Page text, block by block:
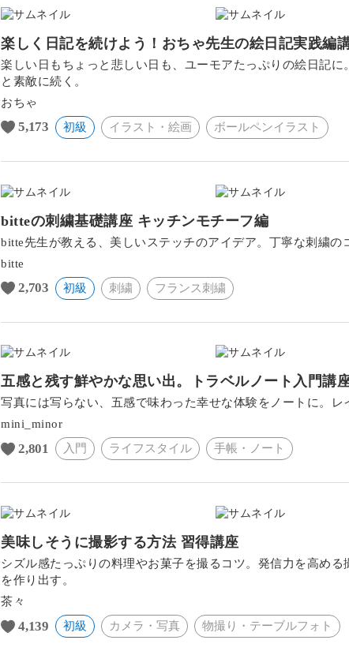
楽しく日記を続けよう！おちゃ先生の絵日記実践編
楽しい日もちょっと悲しい日も、ユーモアたっぷりの絵日記
と素敵に続く。
おちゃ
5,173 初級 イラスト・絵画 ボールペンイラスト
bitteの刺繍基礎講座 キッチンモチーフ編
bitte先生が教える、美しいステッチのアイデア。丁寧な刺繍の
bitte
2,703 初級 刺繍 フランス刺繍
五感と残す鮮やかな思い出。トラベルノート入門講
写真には写らない、五感で味わった幸せな体験をノートに。
mini_minor
2,801 入門 ライフスタイル 手帳・ノート
美味しそうに撮影する方法 習得講座
シズル感たっぷりの料理やお菓子を撮るコツ。発信力を高め
を作り出す。
茶々
4,139 初級 カメラ・写真 物撮り・テーブルフォト